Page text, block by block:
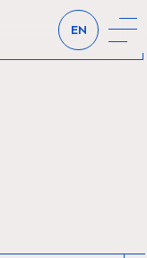
EN